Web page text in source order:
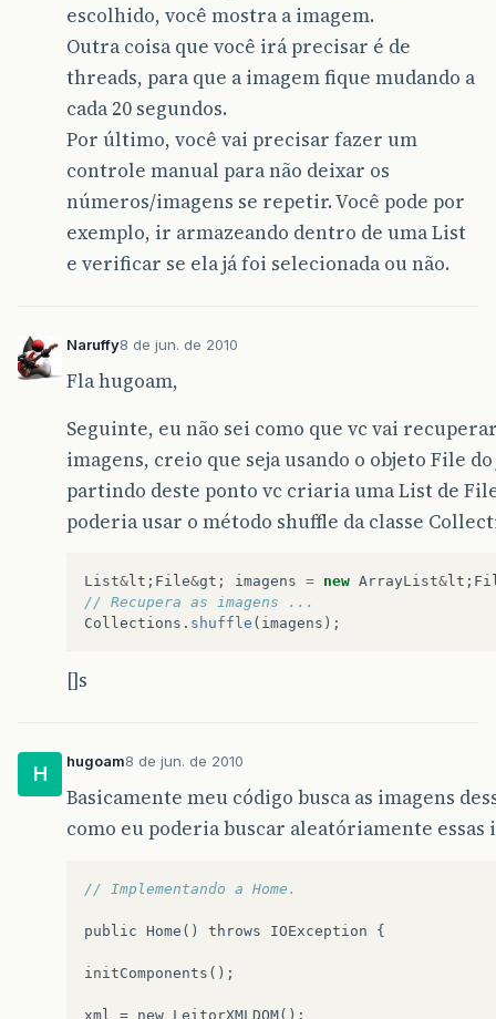
escolhido, você mostra a imagem.
Outra coisa que você irá precisar é de
threads, para que a imagem fique mudando a
cada 20 segundos.
Por último, você vai precisar fazer um
controle manual para não deixar os
números/imagens se repetir. Você pode por
exemplo, ir armazeando dentro de uma List
e verificar se ela já foi selecionada ou não.
Naruffy8 de jun. de 2010
Fla hugoam,
Seguinte, eu não sei como que vc vai
imagens, creio que seja usando o objeto File do
partindo deste ponto vc criaria uma List de
poderia usar o método shuffle da classe
List& lt ; File&gt ; imagens = new ArrayList& lt ;
// Recupera as imagens ...
Collections . shuffle ( imagens );
[]s
H
hugoam8 de jun. de 2010
Basicamente meu código busca as imagens
como eu poderia buscar aleatóriamente essas
// Implementando a Home.
public Home () throws IOException {
initComponents ();
xml = new LeitorXMLDOM();